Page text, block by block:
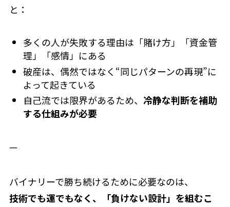
と：
多くの人が失敗する理由は「賭け方」「資金管
理」「感情」にある
破産は、偶然ではなく“同じパターンの再現”に
よって起きている
自己流では限界があるため、 冷静な判断を補助
する仕組みが必要
—
バイナリーで勝ち続けるために必要なのは、
技術でも運でもなく、「負けない設計」を組むこ